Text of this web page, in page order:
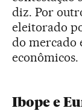
diz. Por
eleitorado
do mercado
econômicos.
Ibope e